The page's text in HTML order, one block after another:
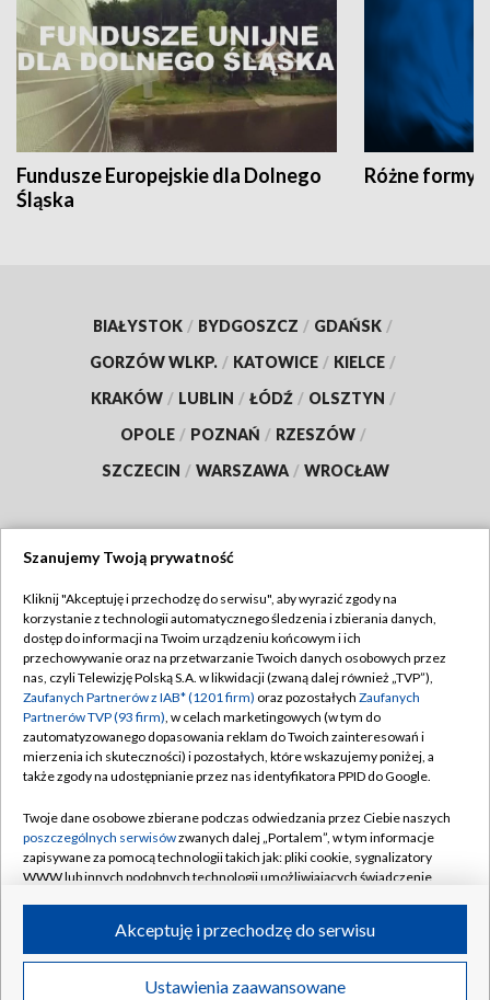
Fundusze Europejskie dla Dolnego
Śląska
Różne formy
BIAŁYSTOK / BYDGOSZCZ / GDAŃSK /
GORZÓW WLKP. / KATOWICE / KIELCE /
KRAKÓW / LUBLIN / ŁÓDŹ / OLSZTYN /
OPOLE / POZNAŃ / RZESZÓW /
SZCZECIN / WARSZAWA / WROCŁAW
TVP
Abonament TVP
Emisja w TVP
Centrum informacji TVP
Naziemna Telewizja Cyfrowa
Rada Programowa
System NOS
Informacje o nadawcy
Program dla prasy
Regulamin TVP
Polityka prywatności
Moje zgody
Pomoc
Kontakt
Kanały
©2026 Telewizja Polska S.A. w likwidacji
Szanujemy Twoją prywatność
Kliknij "Akceptuję i przechodzę do serwisu", aby wyrazić zgody na
korzystanie z technologii automatycznego śledzenia i zbierania danych,
dostęp do informacji na Twoim urządzeniu końcowym i ich
przechowywanie oraz na przetwarzanie Twoich danych osobowych przez
nas, czyli Telewizję Polską S.A. w likwidacji (zwaną dalej również „TVP”),
Zaufanych Partnerów z IAB* (1201 firm) oraz pozostałych Zaufanych
Partnerów TVP (93 firm), w celach marketingowych (w tym do
zautomatyzowanego dopasowania reklam do Twoich zainteresowań i
mierzenia ich skuteczności) i pozostałych, które wskazujemy poniżej, a
także zgody na udostępnianie przez nas identyfikatora PPID do Google.
Twoje dane osobowe zbierane podczas odwiedzania przez Ciebie naszych
poszczególnych serwisówzwanych dalej „Portalem”, w tym informacje
zapisywane za pomocą technologii takich jak: pliki cookie, sygnalizatory
WWW lub innych podobnych technologii umożliwiających świadczenie
ruchu w Internecie.
Twoje dane osobowe zbierane podczas odwiedzania przez Ciebie
Ustawienia zaawansowane
Akceptuję i przechodzę do serwisu